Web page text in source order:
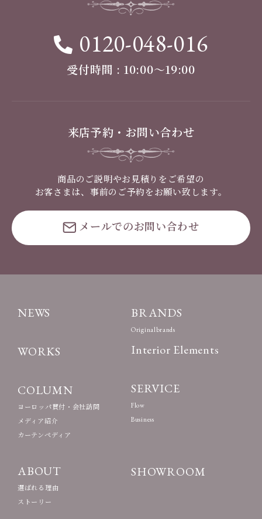
0120-048-016
受付時間 : 10:00〜19:00
来店予約・お問い合わせ
商品のご説明やお見積りをご希望の
お客さまは、事前のご予約をお願い致します。
メールでのお問い合わせ
NEWS
WORKS
COLUMN
ヨーロッパ買付・会社訪問
メディア紹介
カーテンペディア
ABOUT
選ばれる理由
ストーリー
BRANDS
Originalbrands
Interior Elements
SERVICE
Flow
Business
SHOWROOM